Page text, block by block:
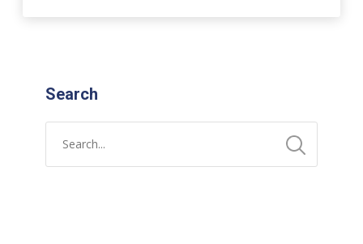
Search